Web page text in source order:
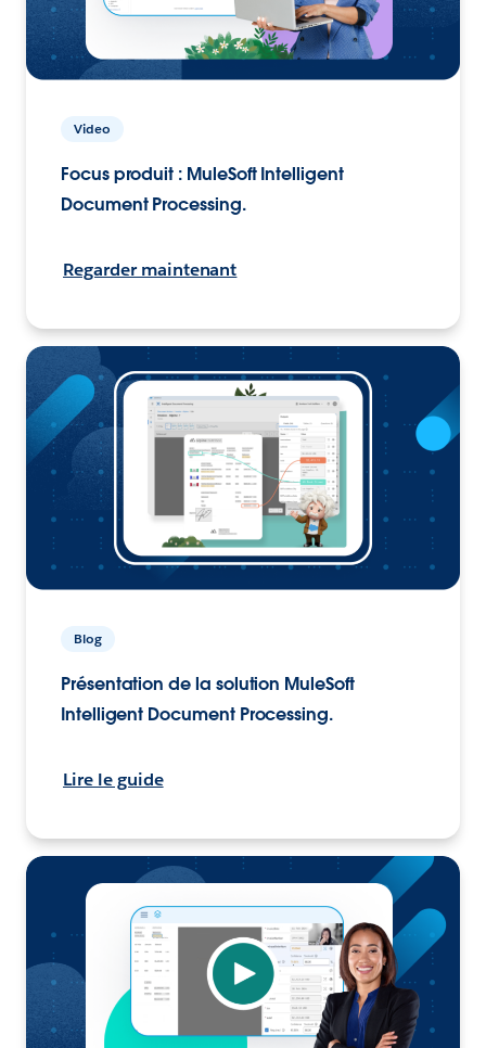
Video
Focus produit : MuleSoft Intelligent
Document Processing.
Regarder maintenant
Blog
Présentation de la solution MuleSoft
Intelligent Document Processing.
Lire le guide